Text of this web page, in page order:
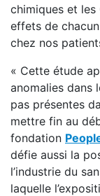
chimiques et
effets de
chez nos
« Cette étude
anomalies dans
pas présentes
mettre fin au
fondation
défie aussi la
l’industrie du
laquelle